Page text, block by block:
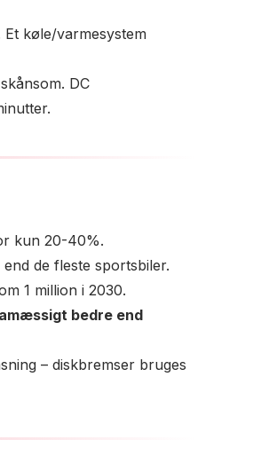
køle/varmesystem
DC
kun 20-40%.
de fleste sportsbiler.
1 million i 2030.
bedre end
– diskbremser bruges